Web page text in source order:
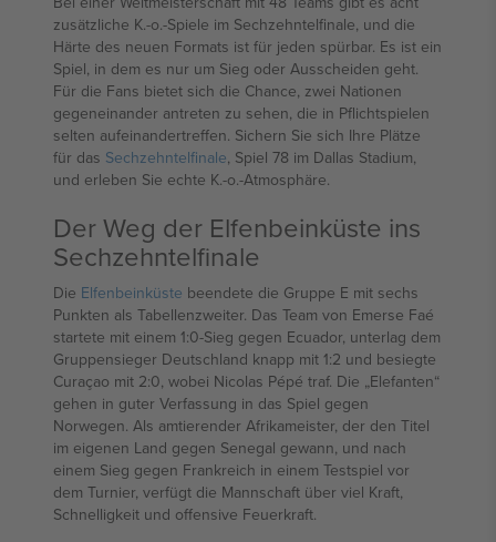
zusätzliche K.-o.-Spiele im Sechzehntelfinale, und die
Härte des neuen Formats ist für jeden spürbar. Es ist ein
Spiel, in dem es nur um Sieg oder Ausscheiden geht.
Für die Fans bietet sich die Chance, zwei Nationen
gegeneinander antreten zu sehen, die in Pflichtspielen
selten aufeinandertreffen. Sichern Sie sich Ihre Plätze
für das Sechzehntelfinale, Spiel 78 im Dallas Stadium,
und erleben Sie echte K.-o.-Atmosphäre.
Der Weg der Elfenbeinküste ins
Sechzehntelfinale
Die Elfenbeinküste beendete die Gruppe E mit sechs
Punkten als Tabellenzweiter. Das Team von Emerse Faé
startete mit einem 1:0-Sieg gegen Ecuador, unterlag dem
Gruppensieger Deutschland knapp mit 1:2 und besiegte
Curaçao mit 2:0, wobei Nicolas Pépé traf. Die „Elefanten“
gehen in guter Verfassung in das Spiel gegen
Norwegen. Als amtierender Afrikameister, der den Titel
im eigenen Land gegen Senegal gewann, und nach
einem Sieg gegen Frankreich in einem Testspiel vor
dem Turnier, verfügt die Mannschaft über viel Kraft,
Schnelligkeit und offensive Feuerkraft.